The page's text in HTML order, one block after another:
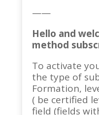
——
Hello and
method
To activate
the type of
Formation,
( be certified
field (fields